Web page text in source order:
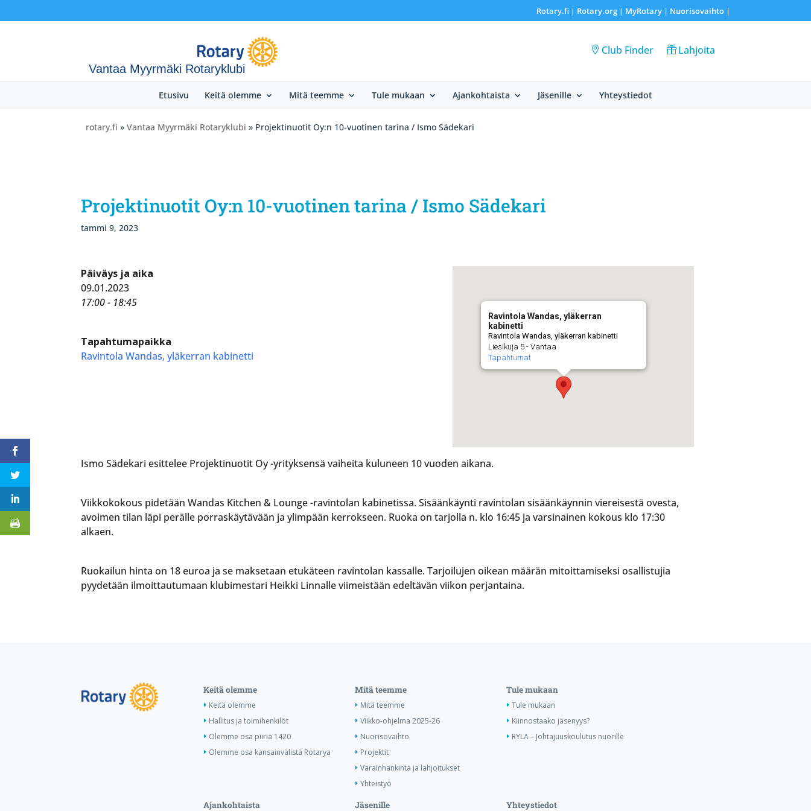
Rotary.fi| Rotary.org| MyRotary | Nuorisovaihto|
Vantaa Myyrmäki Rotaryklubi
Club Finder Lahjoita
Etusivu Keitä olemme Mitä teemme Tule mukaan Ajankohtaista Jäsenille Yhteystiedot
rotary.fi » Vantaa Myyrmäki Rotaryklubi » Projektinuotit Oy:n 10-vuotinen tarina / Ismo Sädekari
Projektinuotit Oy:n 10-vuotinen tarina / Ismo Sädekari
tammi 9, 2023
Ravintola Wandas, yläkerran
kabinetti
Ravintola Wandas, yläkerran kabinetti
Liesikuja 5 - Vantaa
Tapahtumat
Päiväys ja aika
09.01.2023
17:00 - 18:45
Tapahtumapaikka
Ravintola Wandas, yläkerran kabinetti
Ismo Sädekari esittelee Projektinuotit Oy -yrityksensä vaiheita kuluneen 10 vuoden aikana.
Viikkokokous pidetään Wandas Kitchen & Lounge -ravintolan kabinetissa. Sisäänkäynti ravintolan sisäänkäynnin viereisestä ovesta,
avoimen tilan läpi perälle porraskäytävään ja ylimpään kerrokseen. Ruoka on tarjolla n. klo 16:45 ja varsinainen kokous klo 17:30
alkaen.
Ruokailun hinta on 18 euroa ja se maksetaan etukäteen ravintolan kassalle. Tarjoilujen oikean määrän mitoittamiseksi osallistujia
pyydetään ilmoittautumaan klubimestari Heikki Linnalle viimeistään edeltävän viikon perjantaina.
Keitä olemme
Keitä olemme
Hallitus ja toimihenkilöt
Olemme osa piiriä 1420
Olemme osa kansainvälistä Rotarya
Mitä teemme
Mitä teemme
Viikko-ohjelma 2025-26
Nuorisovaihto
Projektit
Varainhankinta ja lahjoitukset
Yhteistyö
Tule mukaan
Tule mukaan
Kiinnostaako jäsenyys?
RYLA – Johtajuuskoulutus nuorille
Ajankohtaista Jäsenille Yhteystiedot